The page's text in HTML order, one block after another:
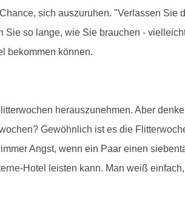
sich auszuruhen. "Verlassen Sie
Sie so lange, wie Sie brauchen -
bekommen können.
herauszunehmen. Aber
Gewöhnlich ist es die
Angst, wenn ein Paar einen
Hotel leisten kann. Man weiß